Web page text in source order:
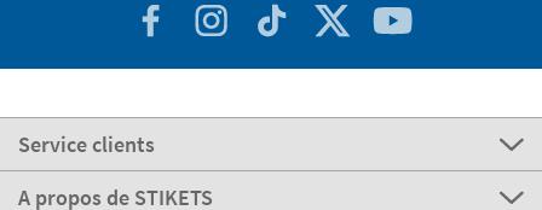
Service clients
A propos de STIKETS